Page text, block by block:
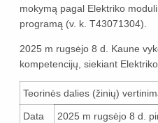
mokymą pagal Elektriko
programą (v. k. T43071304).
2025 m rugsėjo 8 d. Kaune
kompetencijų, siekiant
Teorinės dalies (žinių)
Data 2025 m rugsėjo 8 d.